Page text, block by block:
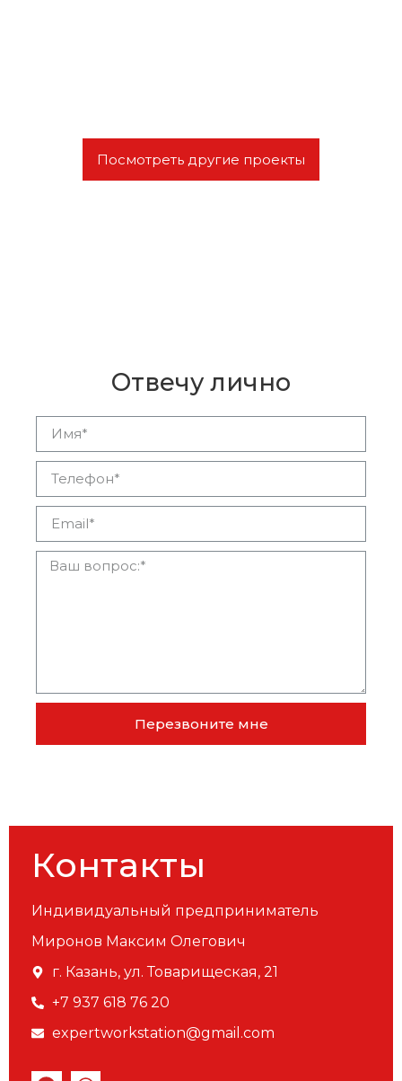
Посмотреть другие проекты
Отвечу лично
Перезвоните мне
Контакты
Индивидуальный предприниматель
Миронов Максим Олегович
г. Казань, ул. Товарищеская, 21
+7 937 618 76 20
expertworkstation@gmail.com